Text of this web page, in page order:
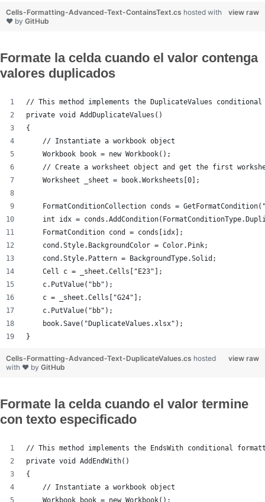
view raw
Cells-Formatting-Advanced-Text-ContainsText.cs hosted with
❤ by GitHub
Formate la celda cuando el valor contenga
valores duplicados
// This method implements the DuplicateValues
private void AddDuplicateValues()
{
    // Instantiate a workbook object
    Workbook book = new Workbook();
// Create a worksheet object and get the first
    Worksheet _sheet = book.Worksheets[0];
FormatConditionCollection conds =
int idx =
    FormatCondition cond = conds[idx];
    cond.Style.BackgroundColor = Color.Pink;
    cond.Style.Pattern = BackgroundType.Solid;
    Cell c = _sheet.Cells["E23"];
    c.PutValue("bb");
    c = _sheet.Cells["G24"];
    c.PutValue("bb");
    book.Save("DuplicateValues.xlsx");
}
view raw
Cells-Formatting-Advanced-Text-DuplicateValues.cs hosted
with ❤ by GitHub
Formate la celda cuando el valor termine
con texto especificado
// This method implements the EndsWith conditional
private void AddEndWith()
{
    // Instantiate a workbook object